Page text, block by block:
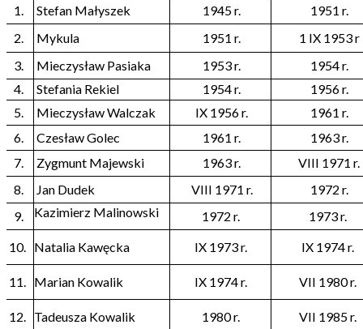
1.
Stefan Małyszek 1945 r.
1951 r.
2.
Mykula 1951 r.
1 IX 1953 r
3.
Mieczysław Pasiaka 1953 r.
1954 r.
4.
Stefania Rekiel 1954 r.
1956 r.
5.
Mieczysław Walczak IX 1956 r.
1961 r.
6.
Czesław Golec 1961 r.
1963 r.
7.
Zygmunt Majewski 1963 r.
VIII 1971 r.
8.
Jan Dudek VIII 1971 r.
1972 r.
9.
Kazimierz Malinowski 1972 r.
1973 r.
10. Natalia Kawęcka IX 1973 r. IX 1974 r.
11. Marian Kowalik IX 1974 r. VII 1980 r.
12. Tadeusza Kowalik 1980 r. VII 1985 r.